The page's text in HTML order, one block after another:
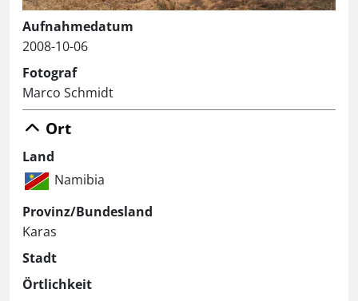
Aufnahmedatum
2008-10-06
Fotograf
Marco Schmidt
Ort
Land
Namibia
Provinz/Bundesland
Karas
Stadt
Örtlichkeit